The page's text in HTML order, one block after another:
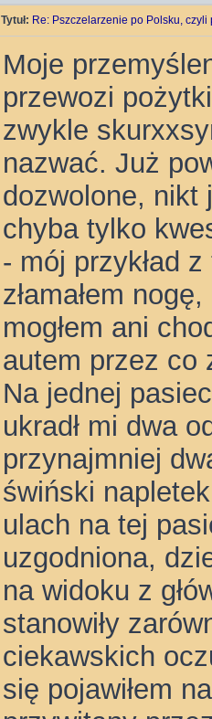
Tytuł: Re: Pszczelarzenie po Polsku,
Moje
przewozi
zwykle
nazwać. Już
dozwolone, nikt
chyba tylko
- mój przykład
złamałem
mogłem ani
autem przez co
Na jednej
ukradł mi dwa
przynajmniej
świński
ulach na tej
uzgodniona,
na widoku z
stanowiły
ciekawskich
się pojawiłem